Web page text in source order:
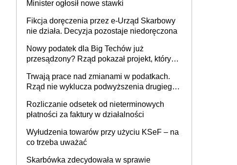
racjonalnym wyjściem
Minister ogłosił nowe stawki
Fikcja doręczenia przez e-Urząd Skarbowy
nie działa. Decyzja pozostaje niedoręczona
Nowy podatek dla Big Techów już
przesądzony? Rząd pokazał projekt, który
Trwają prace nad zmianami w podatkach.
Rząd nie wyklucza podwyższenia drugiego
Rozliczanie odsetek od nieterminowych
płatności za faktury w działalności
Wyłudzenia towarów przy użyciu KSeF – na
co trzeba uważać
Skarbówka zdecydowała w sprawie